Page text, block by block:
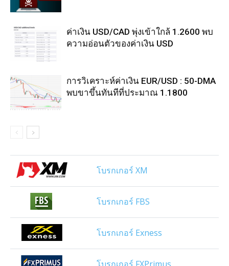
ค่าเงิน USD/CAD พุ่งเข้าใกล้ 1.2600 พบ
ความอ่อนตัวของค่าเงิน USD
การวิเคราะห์ค่าเงิน EUR/USD : 50-DMA
พบขาขึ้นทันทีที่ประมาณ 1.1800
โบรกเกอร์ XM
โบรกเกอร์ FBS
โบรกเกอร์ Exness